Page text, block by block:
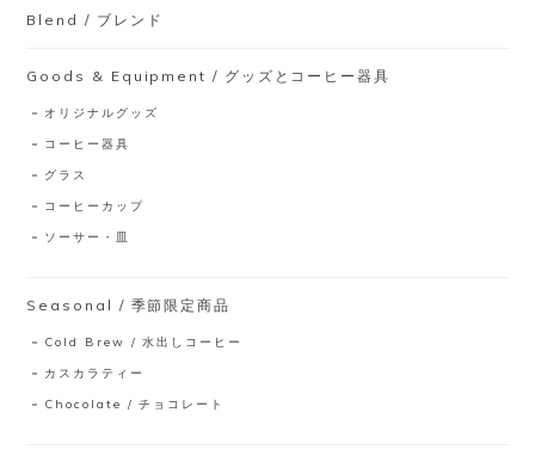
Blend / ブレンド
Goods & Equipment / グッズとコーヒー器具
オリジナルグッズ
コーヒー器具
グラス
コーヒーカップ
ソーサー・皿
Seasonal / 季節限定商品
Cold Brew / 水出しコーヒー
カスカラティー
Chocolate / チョコレート